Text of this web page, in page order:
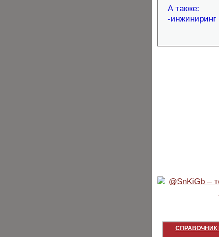
А также:
-инжиниринг
СПРАВОЧНИК